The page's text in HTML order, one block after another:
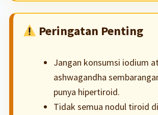
Peringatan Penting
Jangan konsumsi iodium
ashwagandha
punya hipertiroid.
Tidak semua nodul tiroid